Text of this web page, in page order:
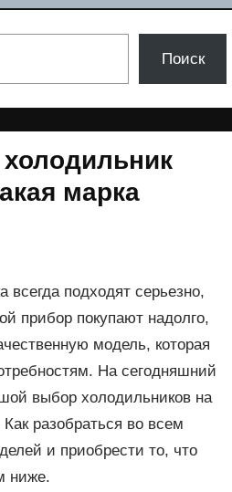
Поиск
марка
всегда подходят серьезно,
прибор покупают надолго,
модель, которая
На сегодняшний
выбор холодильников на
разобраться во всем
и приобрести то, что
ниже.